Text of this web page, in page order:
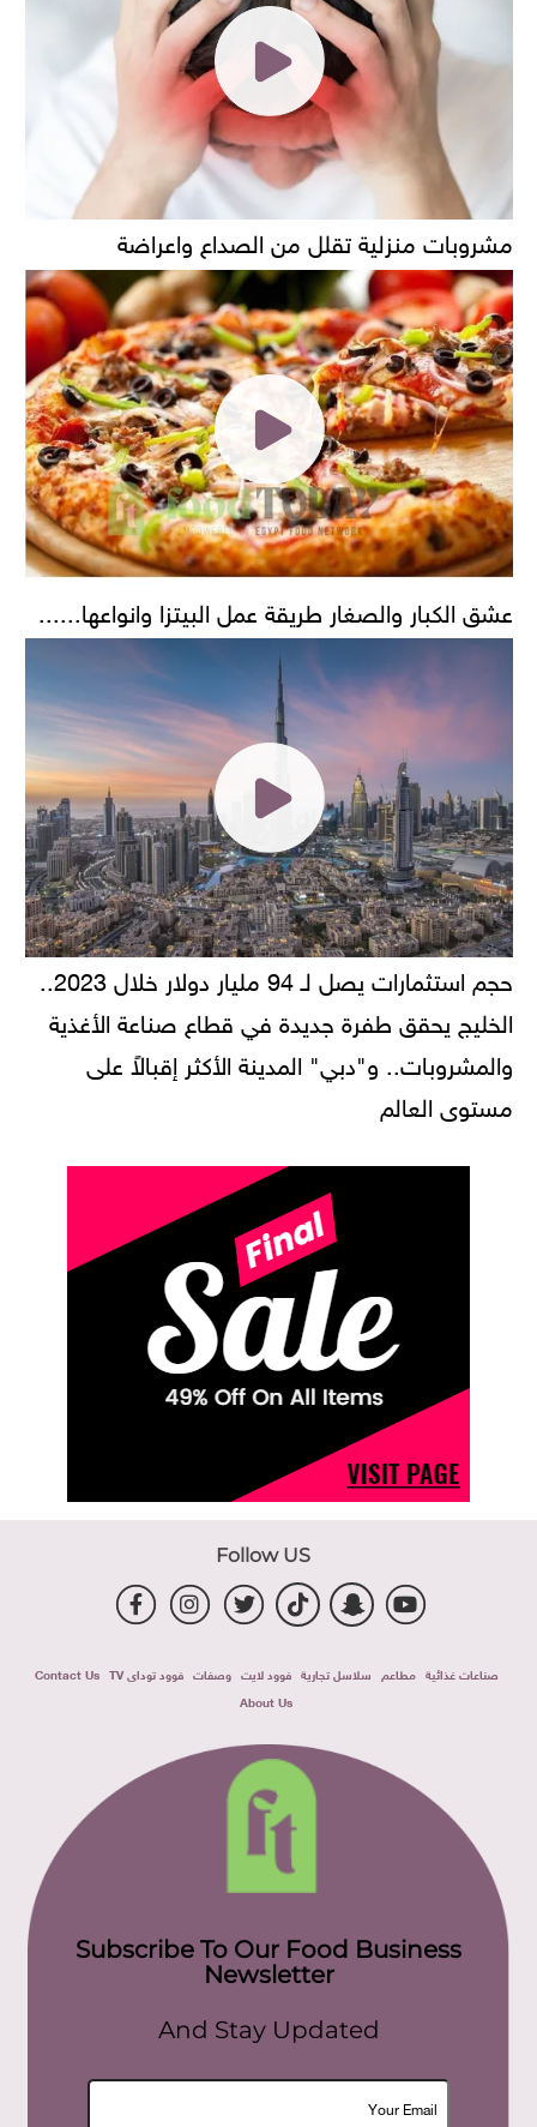
مشروبات منزلية تقلل من الصداع واعراضة
عشق الكبار والصغار طريقة عمل البيتزا وانواعها......
حجم استثمارات يصل لـ 94 مليار دولار خلال 2023..
الخليج يحقق طفرة جديدة في قطاع صناعة الأغذية
والمشروبات.. و"دبي" المدينة الأكثر إقبالاً على
مستوى العالم
Follow US
صناعات غذائية مطاعم سلاسل تجارية فوود لايت وصفات فوود توداى TV
Contact Us
About Us
Subscribe To Our Food Business
Newsletter
And Stay Updated